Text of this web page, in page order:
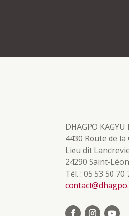
DHAGPO KAGYU
4430 Route de la
Lieu dit Landrevie
24290 Saint-
Tél. : 05 53 50 70